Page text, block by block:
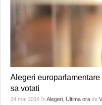
Alegeri
sa votati
24 mai 2014 înAlegeri Ultima ora de